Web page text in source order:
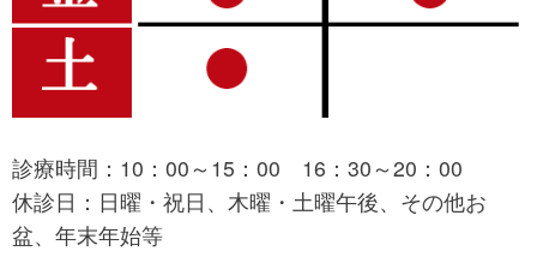
診療時間：10：00～15：00 16：30～20：00
休診日：日曜・祝日、木曜・土曜午後、その他お
盆、年末年始等